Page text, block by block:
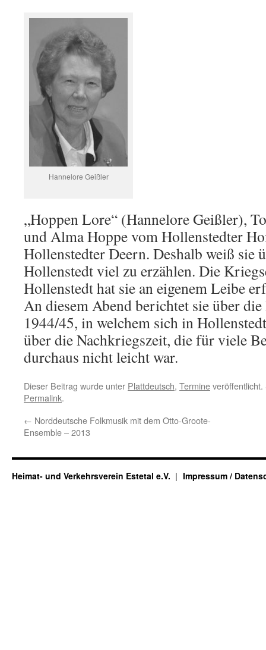
Hannelore Geißler
„Hoppen Lore“ (Hannelore Geißler),
und Alma Hoppe vom Hollenstedter
Hollenstedter Deern. Deshalb weiß sie
Hollenstedt viel zu erzählen. Die
Hollenstedt hat sie an eigenem Leibe
An diesem Abend berichtet sie über
1944/45, in welchem sich in
über die Nachkriegszeit, die für viele
durchaus nicht leicht war.
Dieser Beitrag wurde unter Plattdeutsch, Termine
Permalink.
← Norddeutsche Folkmusik mit dem Otto-Groote-
Ensemble – 2013
Heimat- und Verkehrsverein Estetal e.V. Impressum /